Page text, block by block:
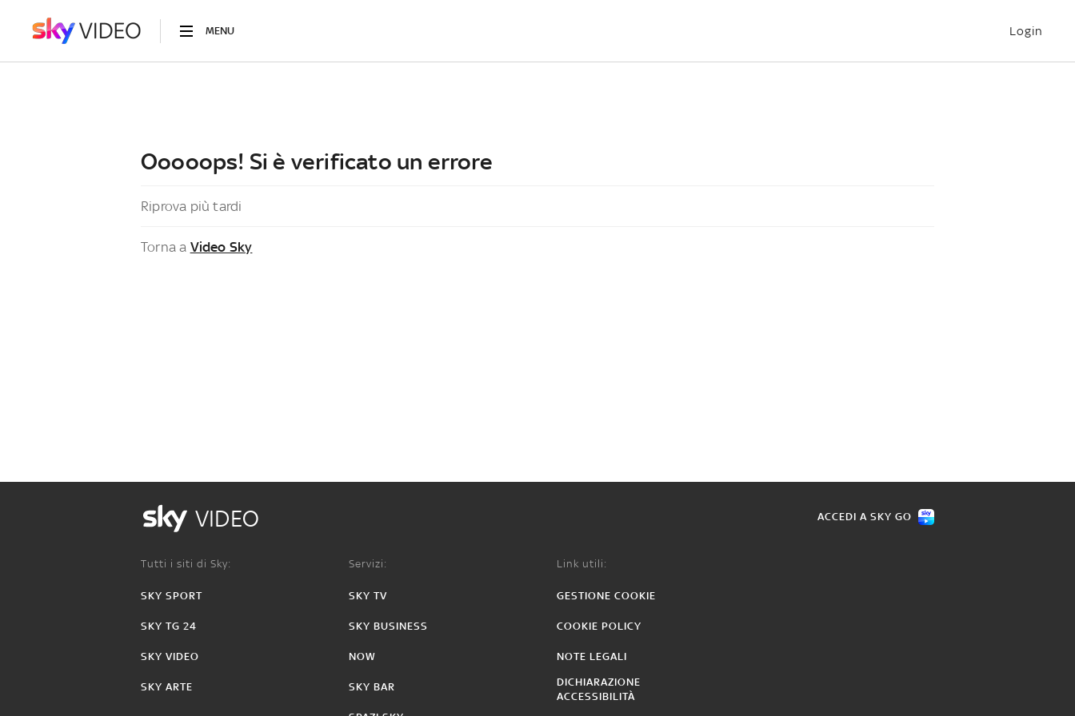
MENU Login
Ooooops! Si è verificato un errore
Riprova più tardi
Torna a Video Sky
VIDEO ACCEDI A SKY GO
Tutti i siti di Sky:
SKY SPORT
SKY TG 24
SKY VIDEO
SKY ARTE
Servizi:
SKY TV
SKY BUSINESS
NOW
SKY BAR
Link utili:
GESTIONE COOKIE
COOKIE POLICY
NOTE LEGALI
DICHIARAZIONE
ACCESSIBILITÀ